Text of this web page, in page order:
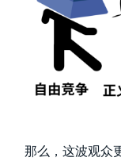
那么，这波观众